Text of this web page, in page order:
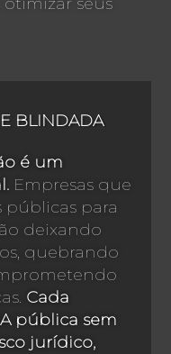
E BLINDADA
é um
Empresas que
para
deixando
quebrando
Cada
pública sem
jurídico,